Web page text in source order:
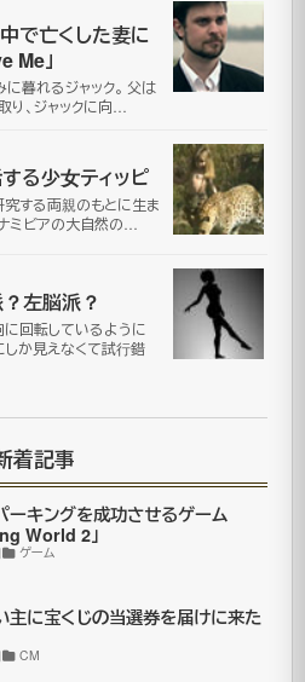
で亡くした妻に
Me」
暮れるジャック。 父は
り、ジャックに向…
る少女ティッピ
究する両親のもとに生ま
ナミビアの大自然の…
左脳派？
回転しているように
か見えなくて試行錯
着記事
ーキングを成功させるゲーム
World 2」
ゲーム
主に宝くじの当選券を届けに来た
CM